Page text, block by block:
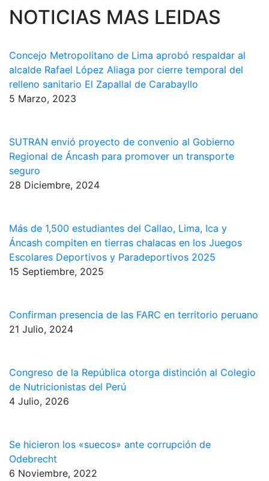
NOTICIAS MAS LEIDAS
Concejo Metropolitano de Lima aprobó respaldar al
alcalde Rafael López Aliaga por cierre temporal del
relleno sanitario El Zapallal de Carabayllo
5 Marzo, 2023
SUTRAN envió proyecto de convenio al Gobierno
Regional de Áncash para promover un transporte
seguro
28 Diciembre, 2024
Más de 1,500 estudiantes del Callao, Lima, Ica y
Áncash compiten en tierras chalacas en los Juegos
Escolares Deportivos y Paradeportivos 2025
15 Septiembre, 2025
Confirman presencia de las FARC en territorio peruano
21 Julio, 2024
Congreso de la República otorga distinción al Colegio
de Nutricionistas del Perú
4 Julio, 2026
Se hicieron los «suecos» ante corrupción de
Odebrecht
6 Noviembre, 2022